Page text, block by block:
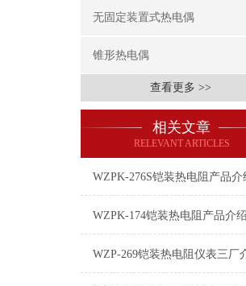
无固定装置式热电偶
锥形热电偶
查看更多 >>
相关文章
RELEVANT ARTICLES
WZPK-276S铠装热电阻产品介
WZPK-174铠装热电阻产品介绍
WZP-269铠装热电阻仪表三厂